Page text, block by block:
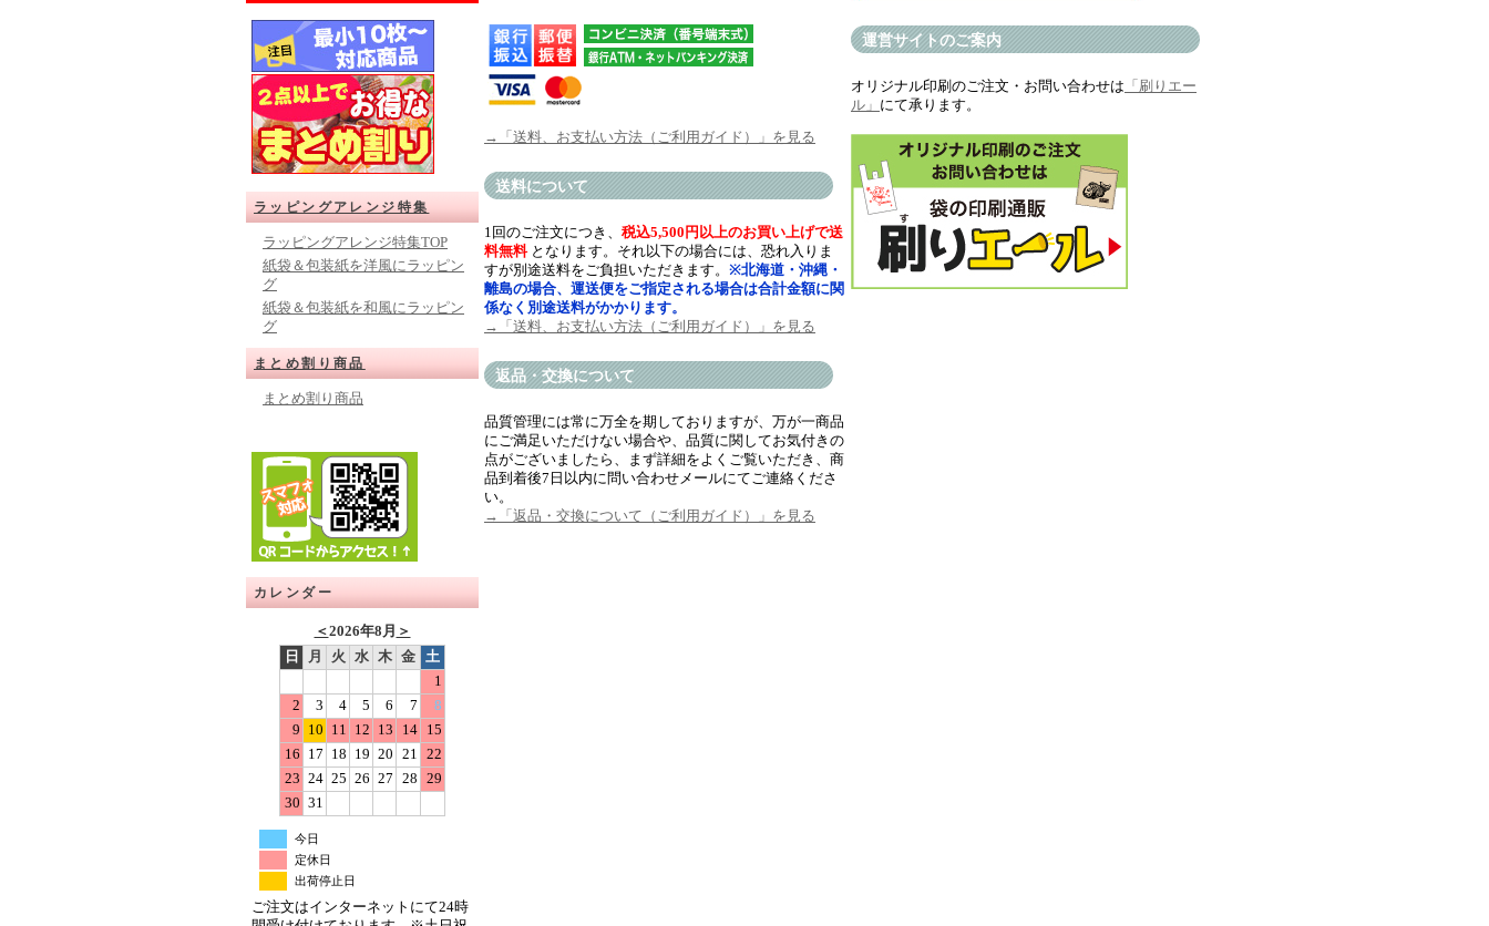
ラッピングアレンジ特集
ラッピングアレンジ特集TOP
紙袋＆包装紙を洋風にラッピン
グ
紙袋＆包装紙を和風にラッピン
グ
まとめ割り商品
まとめ割り商品
カレンダー
＜2026年8月 ＞
日
月 火 水 木 金
土
1
2
3 4 5 6 7
8
9
10 11 12 13 14
15
16
17 18 19 20 21
22
23 24 25 26 27 28
29
30 31
今日
定休日
出荷停止日
ご注文はインターネットにて24時
→「送料、お支払い方法（ご利用ガイド）」を見る
送料について
1回のご注文につき、 税込5,500円以上のお買い上げで送
料無料となります。それ以下の場合には、恐れ入りま
すが別途送料をご負担いただきます。 ※北海道・沖縄・
離島の場合、運送便をご指定される場合は合計金額に関
係なく別途送料がかかります。
→「送料、お支払い方法（ご利用ガイド）」を見る
返品・交換について
品質管理には常に万全を期しておりますが、万が一商品
にご満足いただけない場合や、品質に関してお気付きの
点がございましたら、まず詳細をよくご覧いただき、商
品到着後7日以内に問い合わせメールにてご連絡くださ
い。
→「返品・交換について（ご利用ガイド）」を見る
運営サイトのご案内
オリジナル印刷のご注文・お問い合わせは 「刷りエー
ル」 にて承ります。